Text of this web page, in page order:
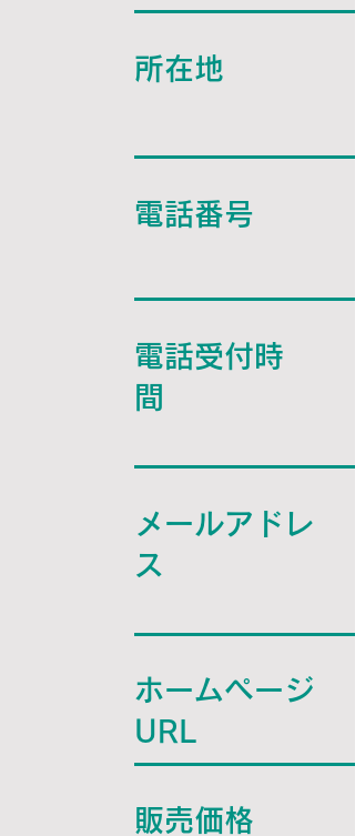
所在地
電話番号
電話受付時
間
メールアドレ
ス
ホームページ
URL
販売価格